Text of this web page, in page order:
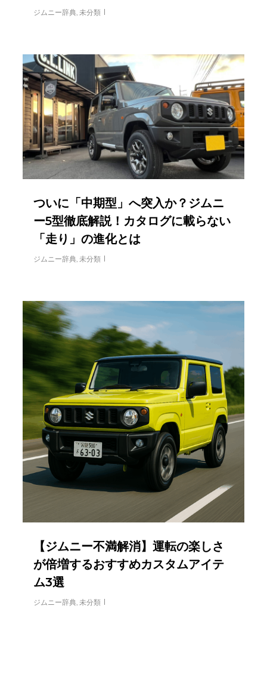
ジムニー辞典 ,未分類
ついに「中期型」へ突入か？ジムニ
ー5型徹底解説！カタログに載らない
「走り」の進化とは
ジムニー辞典 ,未分類
【ジムニー不満解消】運転の楽しさ
が倍増するおすすめカスタムアイテ
ム3選
ジムニー辞典 ,未分類